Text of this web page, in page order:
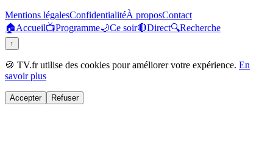
Mentions légalesConfidentialitéÀ proposContact
🏠Accueil📺Programme🌙Ce soir🔴Direct🔍Recherche
↑
🍪 TV.fr utilise des cookies pour améliorer votre expérience. En
savoir plus
Accepter Refuser